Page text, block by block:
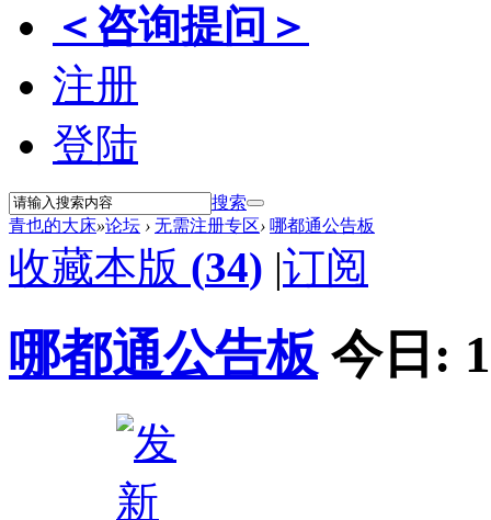
＜咨询提问＞
注册
登陆
搜索
青也的大床»论坛 › 无需注册专区› 哪都通公告板
收藏本版 (34) |订阅
哪都通公告板 今日: